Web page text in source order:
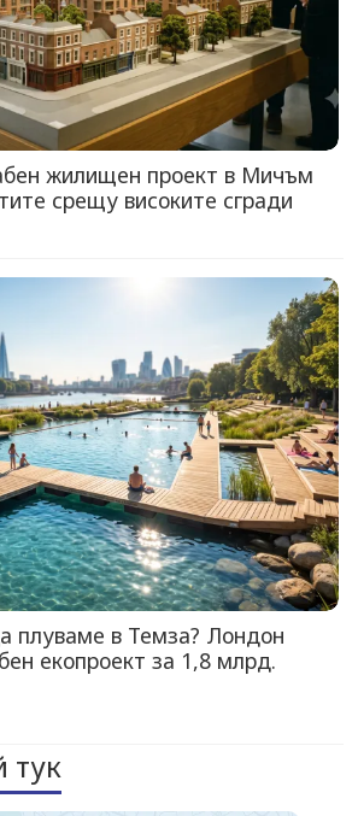
жилищен проект в Мичъм
срещу високите сгради
в Темза? Лондон
екопроект за 1,8 млрд.
тук